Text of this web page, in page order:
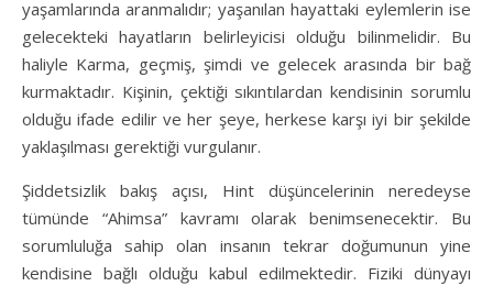
yaşamlarında aranmalıdır; yaşanılan hayattaki eylemlerin ise
gelecekteki hayatların belirleyicisi olduğu bilinmelidir. Bu
haliyle Karma, geçmiş, şimdi ve gelecek arasında bir bağ
kurmaktadır. Kişinin, çektiği sıkıntılardan kendisinin sorumlu
olduğu ifade edilir ve her şeye, herkese karşı iyi bir şekilde
yaklaşılması gerektiği vurgulanır.
Şiddetsizlik bakış açısı, Hint düşüncelerinin neredeyse
tümünde “Ahimsa” kavramı olarak benimsenecektir. Bu
sorumluluğa sahip olan insanın tekrar doğumunun yine
kendisine bağlı olduğu kabul edilmektedir. Fiziki dünyayı